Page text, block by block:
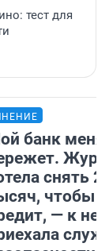
тест для
банк меня
снять
чтобы
— к